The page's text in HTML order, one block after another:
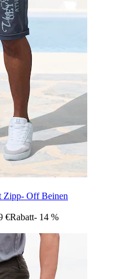
Zipp- Off Beinen
€Rabatt- 14 %